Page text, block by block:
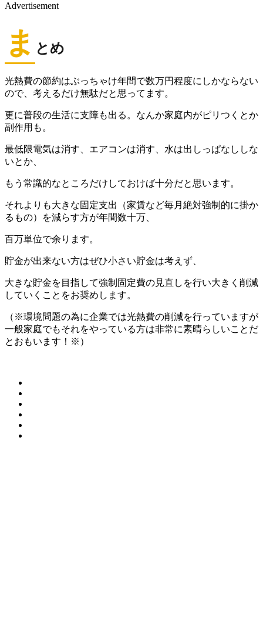
Advertisement
ま とめ
光熱費の節約はぶっちゃけ年間で数万円程度にしかならない
ので、考えるだけ無駄だと思ってます。
更に普段の生活に支障も出る。なんか家庭内がピリつくとか
副作用も。
最低限電気は消す、エアコンは消す、水は出しっぱなししな
いとか、
もう常識的なところだけしておけば十分だと思います。
それよりも大きな固定支出（家賃など毎月絶対強制的に掛か
るもの）を減らす方が年間数十万、
百万単位で余ります。
貯金が出来ない方はぜひ小さい貯金は考えず、
大きな貯金を目指して強制固定費の見直しを行い大きく削減
していくことをお奨めします。
（※環境問題の為に企業では光熱費の削減を行っていますが
一般家庭でもそれをやっている方は非常に素晴らしいことだ
とおもいます！※）